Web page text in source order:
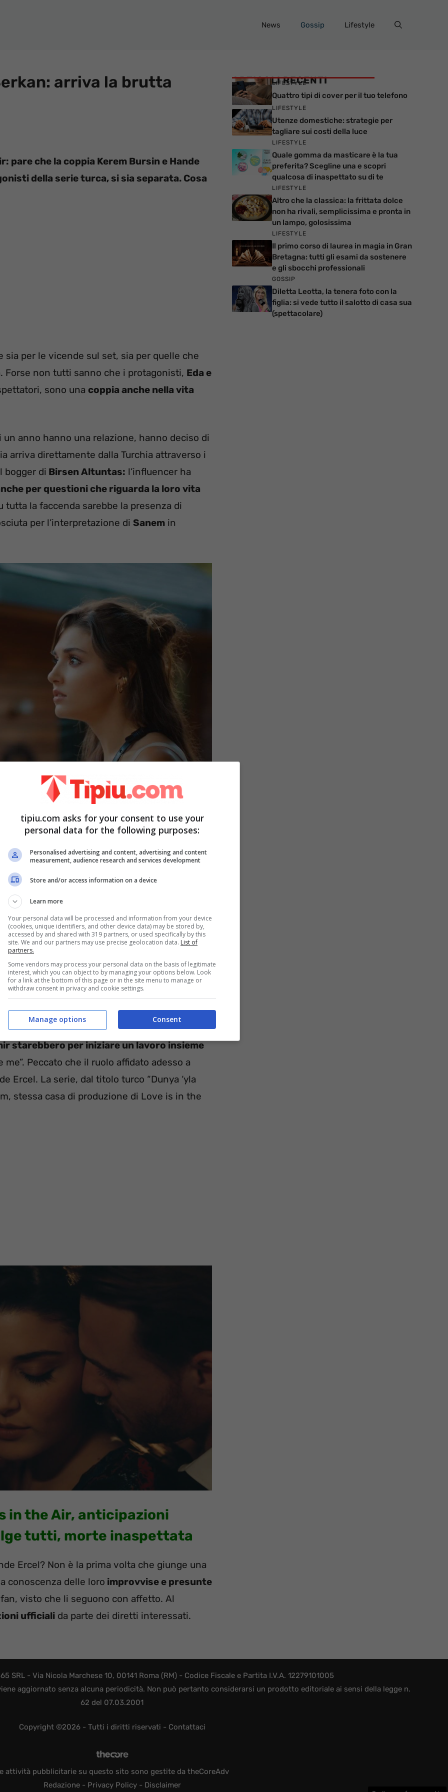
News Gossip Lifestyle
arriva la brutta
pare che la coppia Kerem Bursin e Hande
della serie turca, si sia separata. Cosa
sia per le vicende sul set, sia per quelle che
Forse non tutti sanno che i protagonisti, Eda e
sono una coppia anche nella vita
un anno hanno una relazione, hanno deciso di
arriva direttamente dalla Turchia attraverso i
bogger di Birsen Altuntas: l’influencer ha
per questioni che riguarda la loro vita
tutta la faccenda sarebbe la presenza di
per l’interpretazione di Sanem in
Ercel: questa volta si
professionalisarebbero al centro della rottura
punto avrebbero sconfinato nella sfera
dellaDisney Plus in Turchia. Sembra
starebbero per iniziare un lavoro insieme
Peccato che il ruolo affidato adesso a
Ercel. La serie, dal titolo turco “Dunya ‘yla
stessa casa di produzione di Love is in the
in the Air, anticipazioni
tutti, morte inaspettata
Ercel? Non è la prima volta che giunge una
conoscenza delle loro improvvise e presunte
visto che li seguono con affetto. Al
ufficiali da parte dei diretti interessati.
ARTICOLI RECENTI
LIFESTYLE
Quattro tipi di cover per il tuo telefono
LIFESTYLE
Utenze domestiche: strategie per
tagliare sui costi della luce
LIFESTYLE
Quale gomma da masticare è la tua
preferita? Scegline una e scopri
qualcosa di inaspettato su di te
LIFESTYLE
Altro che la classica: la frittata dolce
non ha rivali, semplicissima e pronta in
un lampo, golosissima
LIFESTYLE
Il primo corso di laurea in magia in Gran
Bretagna: tutti gli esami da sostenere
e gli sbocchi professionali
GOSSIP
Diletta Leotta, la tenera foto con la
figlia: si vede tutto il salotto di casa sua
(spettacolare)
SRL - Via Nicola Marchese 10, 00141 Roma (RM) - Codice Fiscale e Partita I.V.A. 12279101005
aggiornato senza alcuna periodicità. Non può pertanto considerarsi un prodotto editoriale ai sensi della legge n.
62 del 07.03.2001
Copyright ©2026 - Tutti i diritti riservati - Contattaci
attività pubblicitarie su questo sito sono gestite da theCoreAdv
Redazione- Privacy Policy- Disclaimer
tipiu.com asks for your consent to use your
personal data for the following purposes:
Personalised advertising and content, advertising and content
measurement, audience research and services development
Store and/or access information on a device
Learn more
Your personal data will be processed and information from your device
(cookies, unique identifiers, and other device data) may be stored by,
accessed by and shared with 319 partners, or used specifically by this
site. We and our partners may use precise geolocation data. List of
partners.
Some vendors may process your personal data on the basis of legitimate
interest, which you can object to by managing your options below. Look
for a link at the bottom of this page or in the site menu to manage or
withdraw consent in privacy and cookie settings.
Consent
Manage options